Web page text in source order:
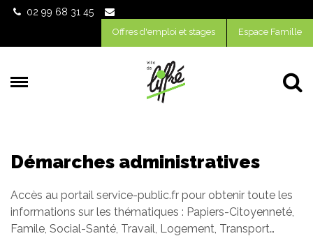
Gestion des traceurs
02 99 68 31 45
Offres d'emploi et stages Espace Famille
Démarches administratives
Accès au portail service-public.fr pour obtenir toute les
informations sur les thématiques : Papiers-Citoyenneté,
Famile, Social-Santé, Travail, Logement, Transport…